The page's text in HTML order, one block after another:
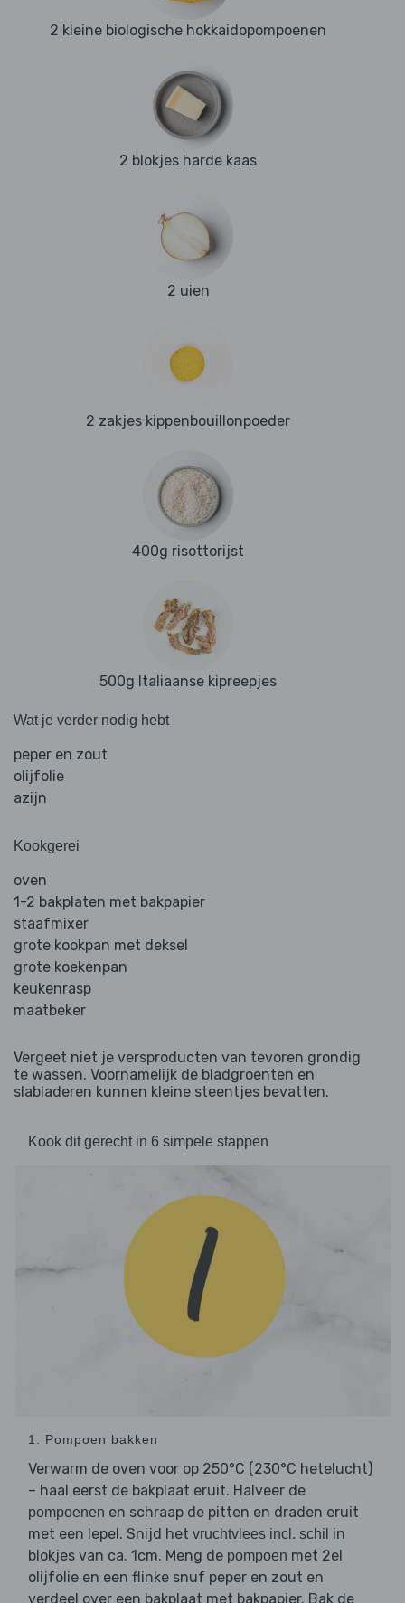
2 kleine biologische hokkaidopompoenen
2 blokjes harde kaas
2 uien
2 zakjes kippenbouillonpoeder
400g risottorijst
500g Italiaanse kipreepjes
Wat je verder nodig hebt
peper en zout
olijfolie
azijn
Kookgerei
oven
1-2 bakplaten met bakpapier
staafmixer
grote kookpan met deksel
grote koekenpan
keukenrasp
maatbeker
Vergeet niet je versproducten van tevoren grondig
te wassen. Voornamelijk de bladgroenten en
slabladeren kunnen kleine steentjes bevatten.
Kook dit gerecht in 6 simpele stappen
1. Pompoen bakken
Verwarm de oven voor op 250°C (230°C hetelucht)
– haal eerst de bakplaat eruit. Halveer de
pompoenen en schraap de pitten en draden eruit
met een lepel. Snijd het vruchtvlees incl. schil in
blokjes van ca. 1cm. Meng de pompoen met 2el
olijfolie en een flinke snuf peper en zout en
verdeel over een bakplaat met bakpapier. Bak de